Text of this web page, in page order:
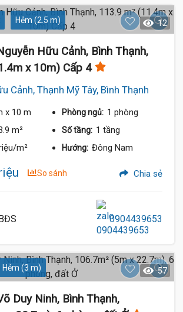
Hẻm (2.5 m) 12
Hữu Cảnh, Bình Thạnh,
x 10m) Cấp 4
Cảnh, Thạnh Mỹ Tây, Bình Thạnh
x 10 m Phòng ngủ: 1 phòng
m² Số tầng: 1 tầng
m² Hướng: Đông Nam
So sánh Chia sẻ
0904439653
Hẻm (3 m) 57
Duy Ninh, Bình Thạnh,